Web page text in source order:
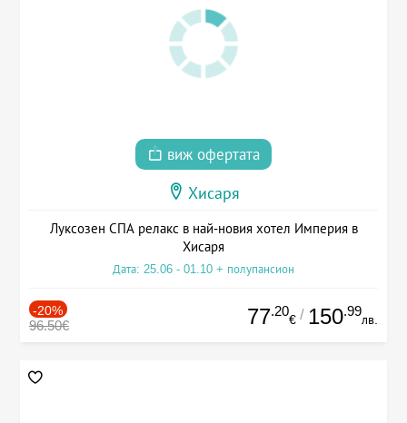
виж офертата
Хисаря
Луксозен СПА релакс в най-новия хотел Империя в
Хисаря
Дата: 25.06 - 01.10 + полупансион
-20%
96.50€ 77.20
€ / 150.99
лв.